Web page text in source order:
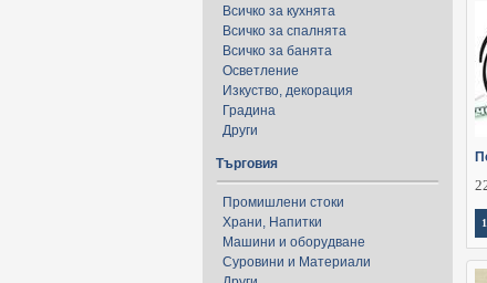
Всичко за кухнята
Всичко за спалнята
Всичко за банята
Осветление
Изкуство, декорация
Градина
Други
Търговия
Промишлени стоки
Храни, Напитки
Машини и оборудване
Суровини и Материали